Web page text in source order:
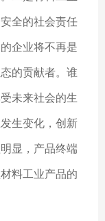
全的社会责任
企业将不再是
的贡献者。谁
未来社会的生
生变化，创新
显，产品终端
料工业产品的